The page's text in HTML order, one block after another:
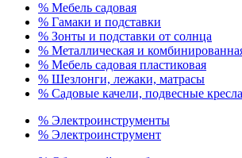
% Мебель садовая
% Гамаки и подставки
% Зонты и подставки от солнца
% Металлическая и
% Мебель садовая пластиковая
% Шезлонги, лежаки, матрасы
% Садовые качели, подвесные кресла
% Электроинструменты
% Электроинструмент